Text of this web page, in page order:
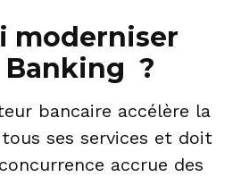
moderniser
Banking ?
bancaire accélère la
ses services et doit
accrue des